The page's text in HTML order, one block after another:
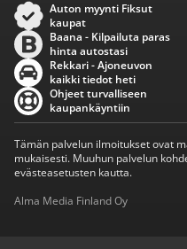
Auton myynti Fiksut
kaupat
Baana - Kilpailuta paras
hinta autostasi
Rekkari - Ajoneuvon
kaikki tiedot heti
Ohjeet turvalliseen
kaupankäyntiin
Tämän palvelun ilmoitukset ovat
mukaisesti. Muuhun palvelun
evästeasetusten kautta.
Alma Media Finland Oy